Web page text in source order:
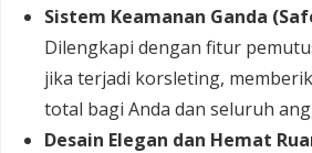
Sistem Keamanan Ganda
Dilengkapi dengan fitur
jika terjadi korsleting,
total bagi Anda dan seluruh
Desain Elegan dan Hemat